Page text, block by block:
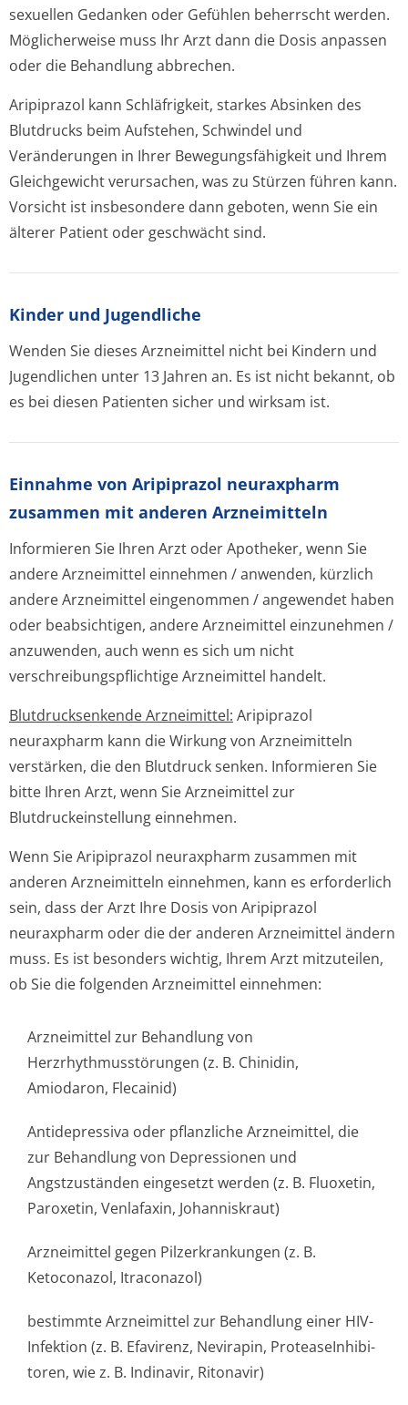
sexuellen Gedanken oder Gefühlen beherrscht werden.
Möglicherweise muss Ihr Arzt dann die Dosis anpassen
oder die Behandlung abbrechen.
Aripiprazol kann Schläfrigkeit, starkes Absinken des
Blutdrucks beim Aufstehen, Schwindel und
Veränderungen in Ihrer Bewegungsfähigkeit und Ihrem
Gleichgewicht verursachen, was zu Stürzen führen kann.
Vorsicht ist insbesondere dann geboten, wenn Sie ein
älterer Patient oder geschwächt sind.
Kinder und Jugendliche
Wenden Sie dieses Arzneimittel nicht bei Kindern und
Jugendlichen unter 13 Jahren an. Es ist nicht bekannt, ob
es bei diesen Patienten sicher und wirksam ist.
Einnahme von Aripiprazol neuraxpharm
zusammen mit anderen Arzneimitteln
Informieren Sie Ihren Arzt oder Apotheker, wenn Sie
andere Arzneimittel einnehmen / anwenden, kürzlich
andere Arzneimittel eingenommen / angewendet haben
oder beabsichtigen, andere Arzneimittel einzunehmen /
anzuwenden, auch wenn es sich um nicht
verschreibungspflichti­ge Arzneimittel handelt.
Blutdrucksenkende Arzneimittel: Aripiprazol
neuraxpharm kann die Wirkung von Arzneimitteln
verstärken, die den Blutdruck senken. Informieren Sie
bitte Ihren Arzt, wenn Sie Arzneimittel zur
Blutdruckeinste­llung einnehmen.
Wenn Sie Aripiprazol neuraxpharm zusammen mit
anderen Arzneimitteln einnehmen, kann es erforderlich
sein, dass der Arzt Ihre Dosis von Aripiprazol
neuraxpharm oder die der anderen Arzneimittel ändern
muss. Es ist besonders wichtig, Ihrem Arzt mitzuteilen,
ob Sie die folgenden Arzneimittel einnehmen:
Arzneimittel zur Behandlung von
Herzrhythmusstörun­gen (z. B. Chinidin,
Amiodaron, Flecainid)
Antidepressiva oder pflanzliche Arzneimittel, die
zur Behandlung von Depressionen und
Angstzuständen eingesetzt werden (z. B. Fluoxetin,
Paroxetin, Venlafaxin, Johanniskraut)
Arzneimittel gegen Pilzerkrankungen (z. B.
Ketoconazol, Itraconazol)
bestimmte Arzneimittel zur Behandlung einer HIV-
Infektion (z. B. Efavirenz, Nevirapin, ProteaseInhibi­
toren, wie z. B. Indinavir, Ritonavir)